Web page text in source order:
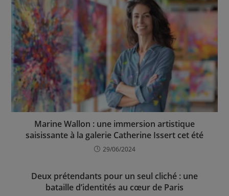
Marine Wallon : une immersion artistique
saisissante à la galerie Catherine Issert cet été
29/06/2024
Deux prétendants pour un seul cliché : une
bataille d’identités au cœur de Paris